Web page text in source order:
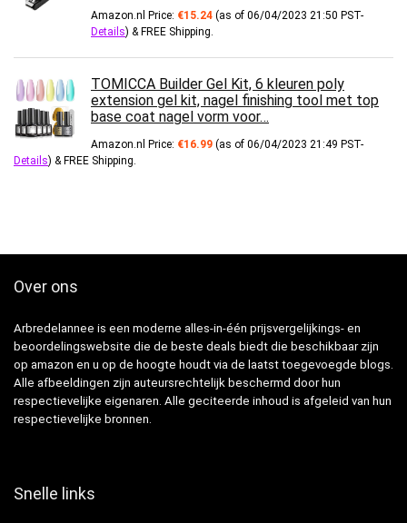
Amazon.nl Price: €15.24 (as of 06/04/2023 21:50 PST-
Details) & FREE Shipping.
TOMICCA Builder Gel Kit, 6 kleuren poly
extension gel kit, nagel finishing tool met top
base coat nagel vorm voor…
Amazon.nl Price: €16.99 (as of 06/04/2023 21:49 PST-
Details) & FREE Shipping.
Over ons
Arbredelannee is een moderne alles-in-één prijsvergelijkings- en
beoordelingswebsite die de beste deals biedt die beschikbaar zijn
op amazon en u op de hoogte houdt via de laatst toegevoegde blogs.
Alle afbeeldingen zijn auteursrechtelijk beschermd door hun
respectievelijke eigenaren. Alle geciteerde inhoud is afgeleid van hun
respectievelijke bronnen.
Snelle links